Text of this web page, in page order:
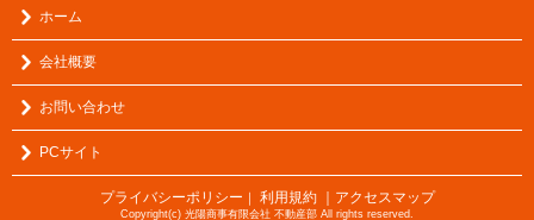
ホーム
会社概要
お問い合わせ
PCサイト
プライバシーポリシー ｜ 利用規約 ｜アクセスマップ
Copyright(c) 光陽商事有限会社 不動産部 All rights reserved.